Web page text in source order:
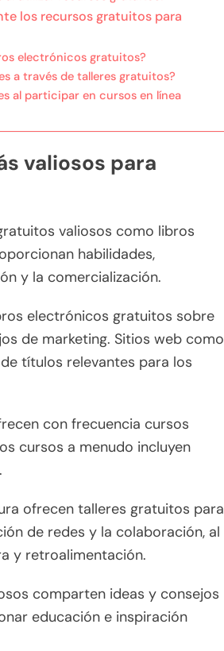
los recursos gratuitos para
electrónicos gratuitos?
a través de talleres gratuitos?
al participar en cursos en línea
valiosos para
valiosos como libros
habilidades,
y la comercialización.
electrónicos gratuitos sobre
de marketing. Sitios web como
títulos relevantes para los
con frecuencia cursos
cursos a menudo incluyen
ofrecen talleres gratuitos para
de redes y la colaboración, al
y retroalimentación.
comparten ideas y consejos
educación e inspiración